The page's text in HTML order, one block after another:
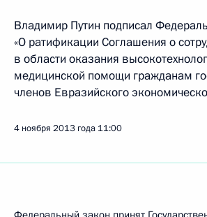
Владимир Путин подписал
«О ратификации Соглашения о
в области оказания
медицинской помощи гражданам
членов Евразийского
4 ноября 2013 года 11:00